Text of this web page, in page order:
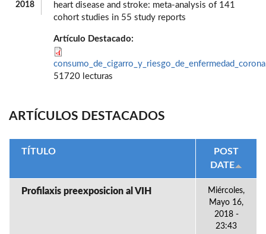
2018
heart disease and stroke: meta-analysis of 141
cohort studies in 55 study reports
Artículo Destacado:
51720 lecturas
ARTÍCULOS DESTACADOS
TÍTULO
POST
DATE
Profilaxis preexposicion al VIH
Miércoles,
Mayo 16,
2018 -
23:43